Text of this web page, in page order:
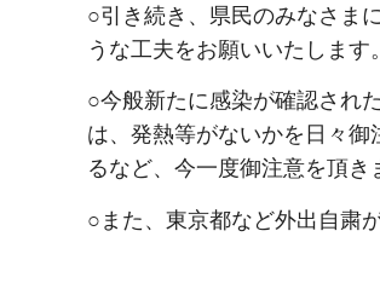
○引き続き、県民のみなさま
うな工夫をお願いいたします。
○今般新たに感染が確認され
は、発熱等がないかを日々
るなど、今一度御注意を頂き
○また、東京都など外出自粛